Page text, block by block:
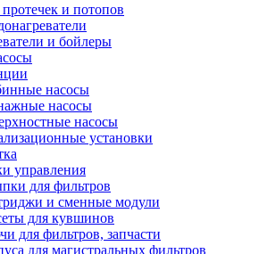
и потопов
и бойлеры
насосы
насосы
насосы
установки
управления
для фильтров
и сменные модули
для кувшинов
для фильтров, запчасти
для магистральных фильтров